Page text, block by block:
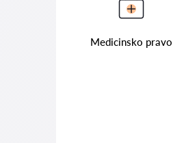
Medicinsko pravo